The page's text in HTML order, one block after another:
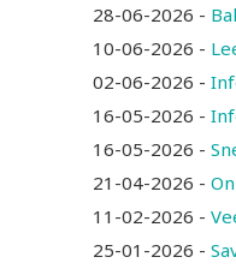
28-06-2026 -
10-06-2026 -
02-06-2026 -
16-05-2026 -
16-05-2026 -
21-04-2026 -
11-02-2026 -
25-01-2026 -